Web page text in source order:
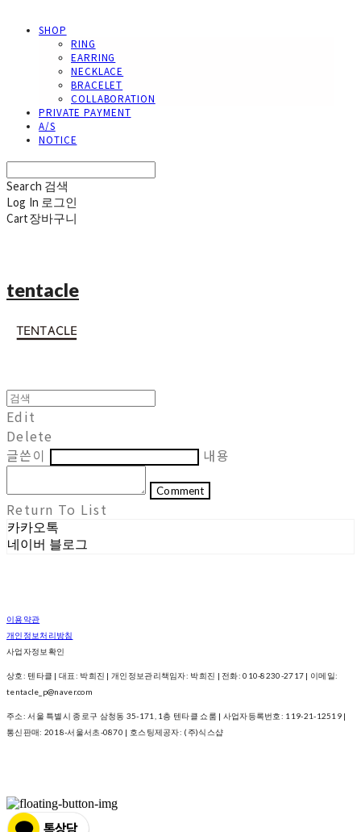
SHOP
RING
EARRING
NECKLACE
BRACELET
COLLABORATION
PRIVATE PAYMENT
A/S
NOTICE
Search 검색
Log In 로그인
Cart장바구니
tentacle
Edit
Delete
글쓴이
내용
Comment
Return To List
카카오톡
네이버 블로그
이용약관
개인정보처리방침
사업자정보확인
상호: 텐타클 | 대표: 박희진 | 개인정보관리책임자: 박희진 | 전화: 010-8230-2717 | 이메일:
tentacle_p@naver.com
주소: 서울 특별시 종로구 삼청동 35-171, 1층 텐타클 쇼룸 | 사업자등록번호: 119-21-12519 |
통신판매: 2018-서울서초-0870 | 호스팅제공자: (주)식스샵